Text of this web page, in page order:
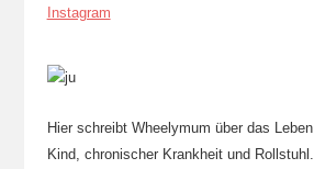
Instagram
Hier schreibt Wheelymum über das
Kind, chronischer Krankheit und Rollstuhl.